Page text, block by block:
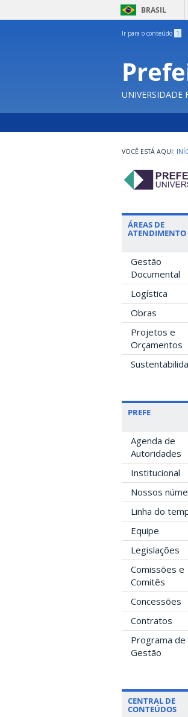
BRASIL
Ir para o conteúdo 1
UNIVERSIDADE
ÁREAS DE
ATENDIMENTO
Gestão
Documental
Logística
Obras
Projetos e
Orçamentos
PREFE
Agenda de
Autoridades
Institucional
Nossos
Linha do
Equipe
Legislações
Comissões e
Comitês
Concessões
Contratos
Programa de
Gestão
CENTRAL DE
CONTEÚDOS